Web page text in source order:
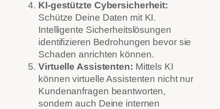
KI-gestützte Cybersicherheit:
Schütze Deine Daten mit KI.
Intelligente Sicherheitslösungen
identifizieren Bedrohungen bevor sie
Schaden anrichten können.
Virtuelle Assistenten: Mittels KI
können virtuelle Assistenten nicht nur
Kundenanfragen beantworten,
sondern auch Deine internen